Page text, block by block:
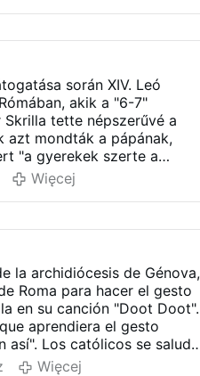
során XIV. Leó
akik a "6-7"
tette népszerűvé a
azt mondták a pápának,
"a gyerekek szerte a
Isten nevének és
Więcej
la archidiócesis de Génova,
Roma para hacer el gesto
en su canción "Doot Doot".
aprendiera el gesto
así". Los católicos se
Więcej